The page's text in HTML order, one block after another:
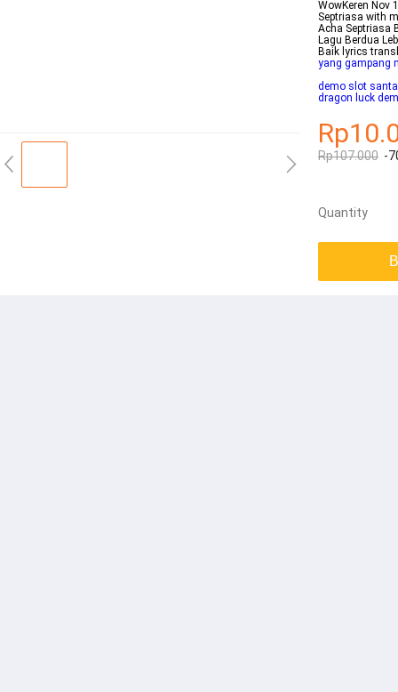
WowKeren Nov
Septriasa with
Acha Septriasa
Lagu Berdua
Baik lyrics
yang gampang
demo slot
dragon luck
Rp107.000 -
Quantity